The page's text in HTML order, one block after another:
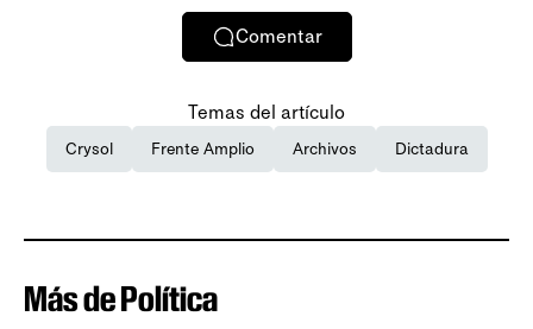
Comentar
Temas del artículo
Crysol Frente Amplio Archivos Dictadura
Más de Política